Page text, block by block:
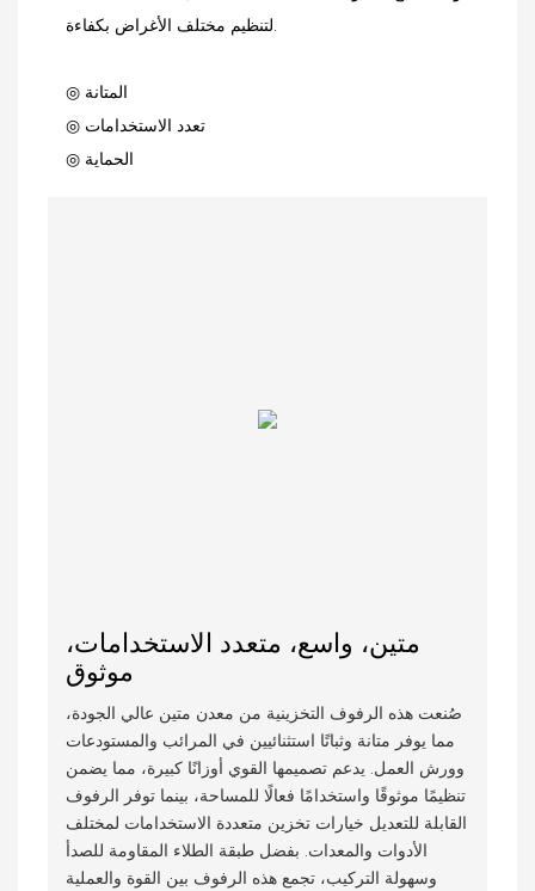
لتنظيم مختلف الأغراض بكفاءة.
◎ المتانة
◎ تعدد الاستخدامات
◎ الحماية
متين، واسع، متعدد الاستخدامات،
موثوق
صُنعت هذه الرفوف التخزينية من معدن متين عالي الجودة،
مما يوفر متانة وثباتًا استثنائيين في المرائب والمستودعات
وورش العمل. يدعم تصميمها القوي أوزانًا كبيرة، مما يضمن
تنظيمًا موثوقًا واستخدامًا فعالًا للمساحة، بينما توفر الرفوف
القابلة للتعديل خيارات تخزين متعددة الاستخدامات لمختلف
الأدوات والمعدات. بفضل طبقة الطلاء المقاومة للصدأ
وسهولة التركيب، تجمع هذه الرفوف بين القوة والعملية